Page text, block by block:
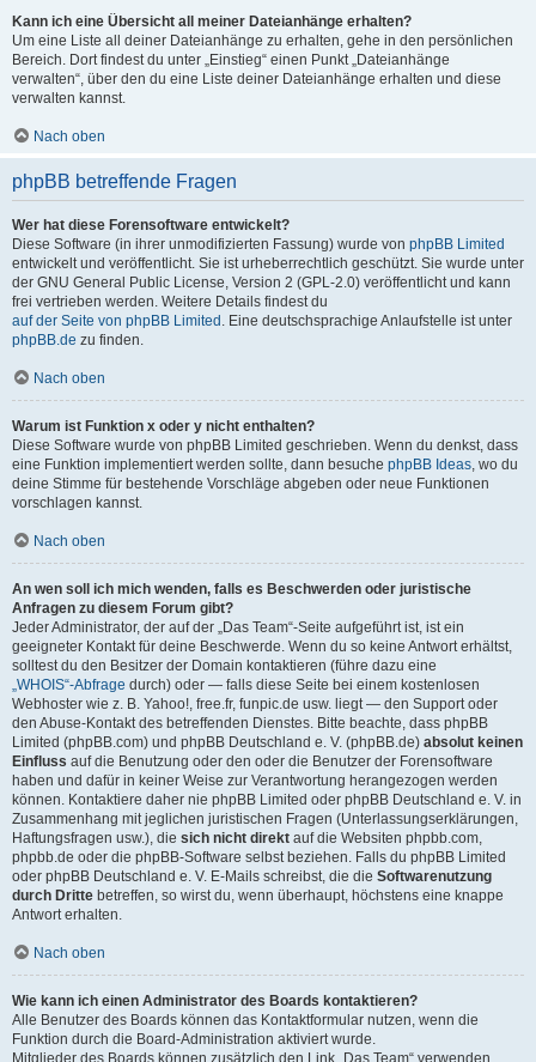
Kann ich eine Übersicht all meiner Dateianhänge erhalten?
Um eine Liste all deiner Dateianhänge zu erhalten, gehe in den persönlichen
Bereich. Dort findest du unter „Einstieg“ einen Punkt „Dateianhänge
verwalten“, über den du eine Liste deiner Dateianhänge erhalten und diese
verwalten kannst.
Nach oben
phpBB betreffende Fragen
Wer hat diese Forensoftware entwickelt?
Diese Software (in ihrer unmodifizierten Fassung) wurde von phpBB Limited
entwickelt und veröffentlicht. Sie ist urheberrechtlich geschützt. Sie wurde unter
der GNU General Public License, Version 2 (GPL-2.0) veröffentlicht und kann
frei vertrieben werden. Weitere Details findest du
auf der Seite von phpBB Limited . Eine deutschsprachige Anlaufstelle ist unter
phpBB.de zu finden.
Nach oben
Warum ist Funktion x oder y nicht enthalten?
Diese Software wurde von phpBB Limited geschrieben. Wenn du denkst, dass
eine Funktion implementiert werden sollte, dann besuche phpBB Ideas, wo du
deine Stimme für bestehende Vorschläge abgeben oder neue Funktionen
vorschlagen kannst.
Nach oben
An wen soll ich mich wenden, falls es Beschwerden oder juristische
Anfragen zu diesem Forum gibt?
Jeder Administrator, der auf der „Das Team“-Seite aufgeführt ist, ist ein
geeigneter Kontakt für deine Beschwerde. Wenn du so keine Antwort erhältst,
solltest du den Besitzer der Domain kontaktieren (führe dazu eine
„WHOIS“-Abfrage durch) oder — falls diese Seite bei einem kostenlosen
Webhoster wie z. B. Yahoo!, free.fr, funpic.de usw. liegt — den Support oder
den Abuse-Kontakt des betreffenden Dienstes. Bitte beachte, dass phpBB
Limited (phpBB.com) und phpBB Deutschland e. V. (phpBB.de) absolut keinen
Einfluss auf die Benutzung oder den oder die Benutzer der Forensoftware
haben und dafür in keiner Weise zur Verantwortung herangezogen werden
können. Kontaktiere daher nie phpBB Limited oder phpBB Deutschland e. V. in
Zusammenhang mit jeglichen juristischen Fragen (Unterlassungserklärungen,
Haftungsfragen usw.), die sich nicht direkt auf die Websiten phpbb.com,
phpbb.de oder die phpBB-Software selbst beziehen. Falls du phpBB Limited
oder phpBB Deutschland e. V. E-Mails schreibst, die die Softwarenutzung
durch Dritte betreffen, so wirst du, wenn überhaupt, höchstens eine knappe
Antwort erhalten.
Nach oben
Wie kann ich einen Administrator des Boards kontaktieren?
Alle Benutzer des Boards können das Kontaktformular nutzen, wenn die
Funktion durch die Board-Administration aktiviert wurde.
Mitglieder des Boards können zusätzlich den Link „Das Team“ verwenden.